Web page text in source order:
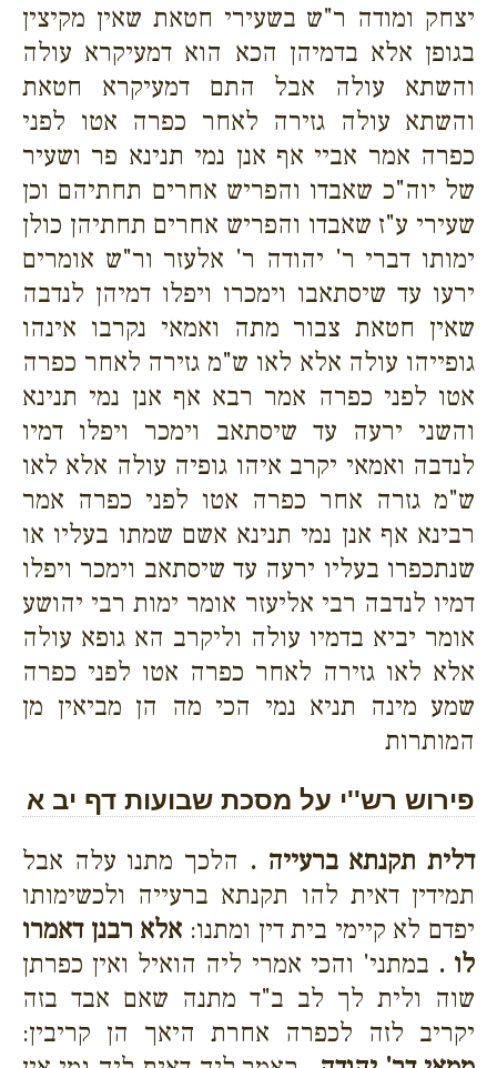
יצחק ומודה ר"ש בשעירי חטאת שאין מקיצין
בגופן אלא בדמיהן הכא הוא דמעיקרא עולה
והשתא עולה אבל התם דמעיקרא חטאת
והשתא עולה גזירה לאחר כפרה אטו לפני
כפרה אמר אביי אף אנן נמי תנינא פר ושעיר
של יוה"כ שאבדו והפריש אחרים תחתיהם וכן
שעירי ע"ז שאבדו והפריש אחרים תחתיהן כולן
ימותו דברי ר' יהודה ר' אלעזר ור"ש אומרים
ירעו עד שיסתאבו וימכרו ויפלו דמיהן לנדבה
שאין חטאת צבור מתה ואמאי נקרבו אינהו
גופייהו עולה אלא לאו ש"מ גזירה לאחר כפרה
אטו לפני כפרה אמר רבא אף אנן נמי תנינא
והשני ירעה עד שיסתאב וימכר ויפלו דמיו
לנדבה ואמאי יקרב איהו גופיה עולה אלא לאו
ש"מ גזרה אחר כפרה אטו לפני כפרה אמר
רבינא אף אנן נמי תנינא אשם שמתו בעליו או
שנתכפרו בעליו ירעה עד שיסתאב וימכר ויפלו
דמיו לנדבה רבי אליעזר אומר ימות רבי יהושע
אומר יביא בדמיו עולה וליקרב הא גופא עולה
אלא לאו גזירה לאחר כפרה אטו לפני כפרה
שמע מינה תניא נמי הכי מה הן מביאין מן
המותרות
פירוש רש''י על מסכת שבועות דף יב א
דלית תקנתא ברעייה . הלכך מתנו עלה אבל
תמידין דאית להו תקנתא ברעייה ולכשימותו
יפדם לא קיימי בית דין ומתנו: אלא רבנן דאמרו
לו . במתני' והכי אמרי ליה הואיל ואין כפרתן
שוה ולית לך לב ב"ד מתנה שאם אבד בזה
יקריב לזה לכפרה אחרת היאך הן קריבין: